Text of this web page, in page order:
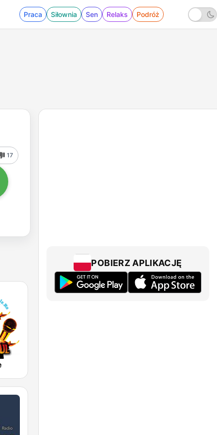
Praca Siłownia Sen Relaks Podróż
17
POBIERZ APLIKACJĘ